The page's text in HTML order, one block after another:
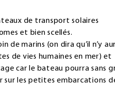
de transport solaires
et bien scellés.
de marins (on dira qu’il n’y
de vies humaines en mer) et
car le bateau pourra sans
sur les petites embarcations